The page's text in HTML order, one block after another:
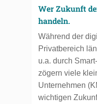
Wer Zukunft
handeln.
Während der
Privatbereich
u.a. durch
zögern viele
Unternehmen
wichtigen